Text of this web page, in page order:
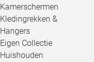
Kamerschermen
Kledingrekken &
Hangers
Eigen Collectie
Huishouden